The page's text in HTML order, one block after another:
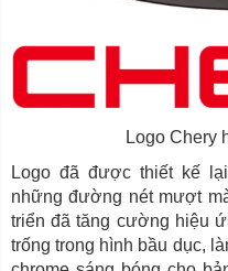
Logo Chery
Logo đã được thiết kế
những đường nét mượt
triển đã tăng cường hiệu
trống trong hình bầu dục,